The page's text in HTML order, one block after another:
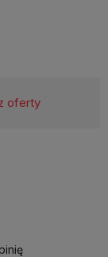
oferty